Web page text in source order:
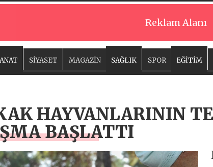
Reklam Alanı
SİYASET MAGAZİN SAĞLIK SPOR EĞİTİM
HAYVANLARININ
BAŞLATTI